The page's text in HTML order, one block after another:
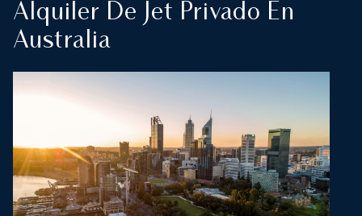
Alquiler De Jet Privado En
Australia